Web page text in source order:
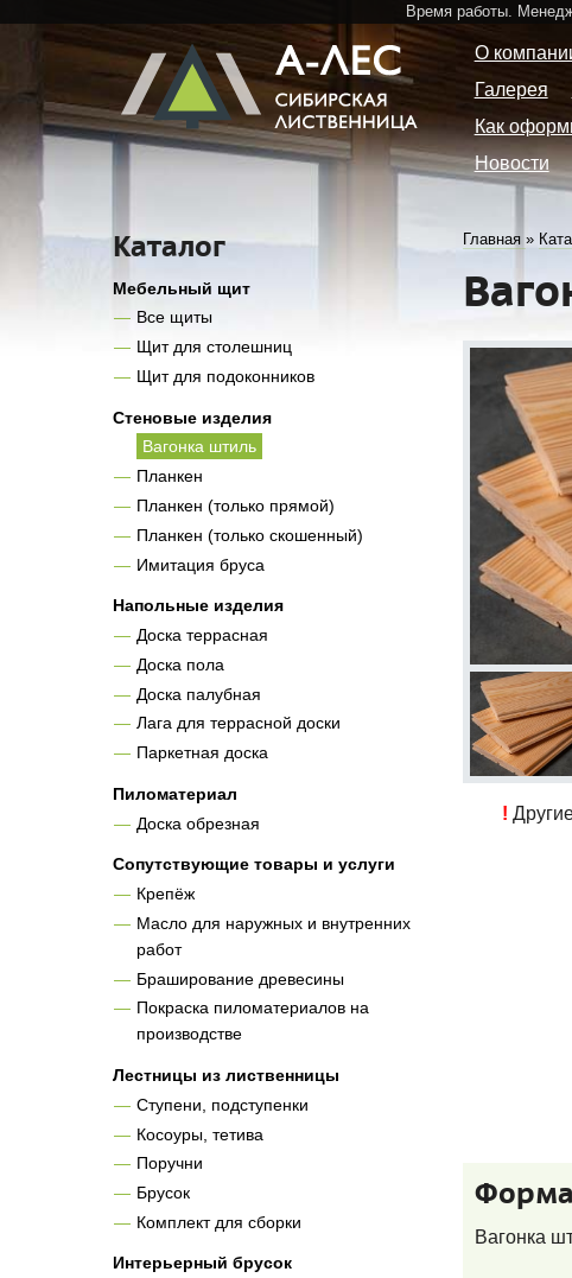
Время работы.
О
Галерея
Как
Новости
Каталог
Мебельный щит
Все щиты
Щит для столешниц
Щит для подоконников
Стеновые изделия
Вагонка штиль
Планкен
Планкен (только прямой)
Планкен (только скошенный)
Имитация бруса
Напольные изделия
Доска террасная
Доска пола
Доска палубная
Лага для террасной доски
Паркетная доска
Пиломатериал
Доска обрезная
Сопутствующие товары и услуги
Крепёж
Масло для наружных и внутренних
работ
Браширование древесины
Покраска пиломатериалов на
производстве
Лестницы из лиственницы
Ступени, подступенки
Косоуры, тетива
Поручни
Брусок
Комплект для сборки
Интерьерный брусок
Главная »
!
Форма
Вагонка